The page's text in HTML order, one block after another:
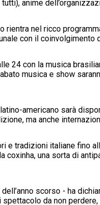
anime
rientra nel ricco
con il
24 con la musica
musica e show
americano sarà
ma anche
e tradizioni italiane fino
coxinha, una sorta di
scorso - ha
da non